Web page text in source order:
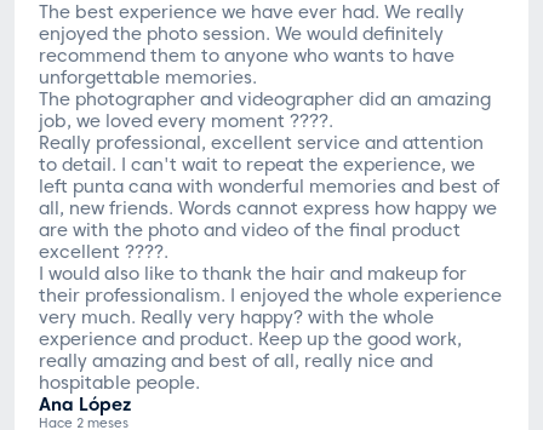
The best experience we have ever had. We really
enjoyed the photo session. We would definitely
recommend them to anyone who wants to have
unforgettable memories.
The photographer and videographer did an amazing
job, we loved every moment ????.
Really professional, excellent service and attention
to detail. I can't wait to repeat the experience, we
left punta cana with wonderful memories and best of
all, new friends. Words cannot express how happy we
are with the photo and video of the final product
excellent ????.
I would also like to thank the hair and makeup for
their professionalism. I enjoyed the whole experience
very much. Really very happy? with the whole
experience and product. Keep up the good work,
really amazing and best of all, really nice and
hospitable people.
Ana López
Hace 2 meses